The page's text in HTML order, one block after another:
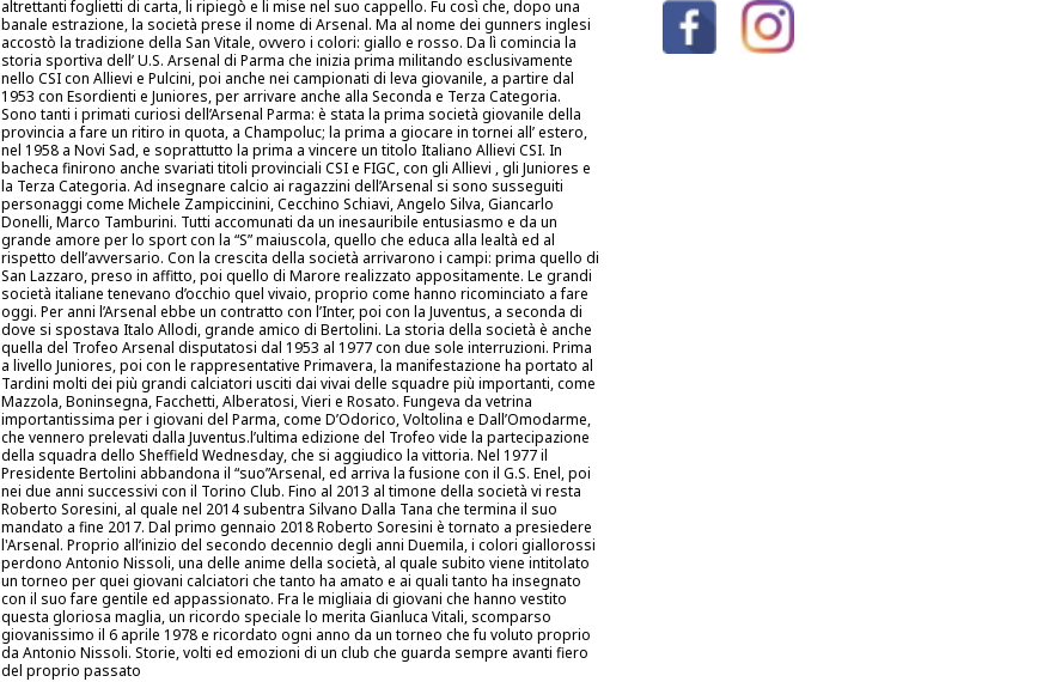
altrettanti foglietti di carta, li ripiegò e li mise nel suo cappello. Fu così che, dopo una
banale estrazione, la società prese il nome di Arsenal. Ma al nome dei gunners inglesi
accostò la tradizione della San Vitale, ovvero i colori: giallo e rosso. Da lì comincia la
storia sportiva dell’ U.S. Arsenal di Parma che inizia prima militando esclusivamente
nello CSI con Allievi e Pulcini, poi anche nei campionati di leva giovanile, a partire dal
1953 con Esordienti e Juniores, per arrivare anche alla Seconda e Terza Categoria.
Sono tanti i primati curiosi dell’Arsenal Parma: è stata la prima società giovanile della
provincia a fare un ritiro in quota, a Champoluc; la prima a giocare in tornei all’ estero,
nel 1958 a Novi Sad, e soprattutto la prima a vincere un titolo Italiano Allievi CSI. In
bacheca finirono anche svariati titoli provinciali CSI e FIGC, con gli Allievi , gli Juniores e
la Terza Categoria. Ad insegnare calcio ai ragazzini dell’Arsenal si sono susseguiti
personaggi come Michele Zampiccinini, Cecchino Schiavi, Angelo Silva, Giancarlo
Donelli, Marco Tamburini. Tutti accomunati da un inesauribile entusiasmo e da un
grande amore per lo sport con la “S” maiuscola, quello che educa alla lealtà ed al
rispetto dell’avversario. Con la crescita della società arrivarono i campi: prima quello di
San Lazzaro, preso in affitto, poi quello di Marore realizzato appositamente. Le grandi
società italiane tenevano d’occhio quel vivaio, proprio come hanno ricominciato a fare
oggi. Per anni l’Arsenal ebbe un contratto con l’Inter, poi con la Juventus, a seconda di
dove si spostava Italo Allodi, grande amico di Bertolini. La storia della società è anche
quella del Trofeo Arsenal disputatosi dal 1953 al 1977 con due sole interruzioni. Prima
a livello Juniores, poi con le rappresentative Primavera, la manifestazione ha portato al
Tardini molti dei più grandi calciatori usciti dai vivai delle squadre più importanti, come
Mazzola, Boninsegna, Facchetti, Alberatosi, Vieri e Rosato. Fungeva da vetrina
importantissima per i giovani del Parma, come D’Odorico, Voltolina e Dall’Omodarme,
che vennero prelevati dalla Juventus.l’ultima edizione del Trofeo vide la partecipazione
della squadra dello Sheffield Wednesday, che si aggiudico la vittoria. Nel 1977 il
Presidente Bertolini abbandona il “suo”Arsenal, ed arriva la fusione con il G.S. Enel, poi
nei due anni successivi con il Torino Club. Fino al 2013 al timone della società vi resta
Roberto Soresini, al quale nel 2014 subentra Silvano Dalla Tana che termina il suo
mandato a fine 2017. Dal primo gennaio 2018 Roberto Soresini è tornato a presiedere
l'Arsenal. Proprio all’inizio del secondo decennio degli anni Duemila, i colori giallorossi
perdono Antonio Nissoli, una delle anime della società, al quale subito viene intitolato
un torneo per quei giovani calciatori che tanto ha amato e ai quali tanto ha insegnato
con il suo fare gentile ed appassionato. Fra le migliaia di giovani che hanno vestito
questa gloriosa maglia, un ricordo speciale lo merita Gianluca Vitali, scomparso
giovanissimo il 6 aprile 1978 e ricordato ogni anno da un torneo che fu voluto proprio
da Antonio Nissoli. Storie, volti ed emozioni di un club che guarda sempre avanti fiero
del proprio passato